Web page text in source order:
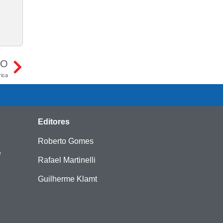
Editores
Roberto Gomes
Rafael Martinelli
Guilherme Klamt